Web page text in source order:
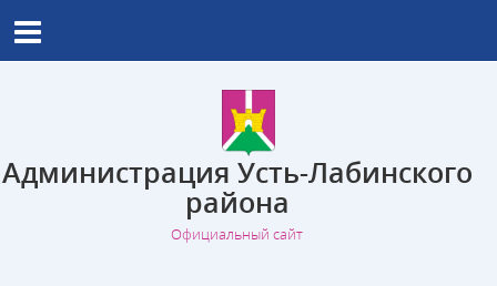
Администрация Усть-Лабинского
района
Официальный сайт